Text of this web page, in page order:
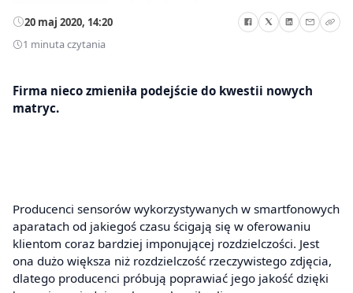
20 maj 2020, 14:20
1 minuta czytania
Firma nieco zmieniła podejście do kwestii nowych
matryc.
Producenci sensorów wykorzystywanych w smartfonowych
aparatach od jakiegoś czasu ścigają się w oferowaniu
klientom coraz bardziej imponującej rozdzielczości. Jest
ona dużo większa niż rozdzielczość rzeczywistego zdjęcia,
dlatego producenci próbują poprawiać jego jakość dzięki